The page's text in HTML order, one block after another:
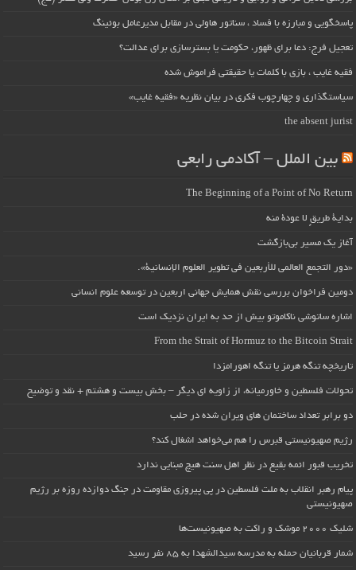
پاسخگویی و مبارزه با فساد ، سناتور هاولی در مقابل مدیرعامل بوئینگ
تعجیل فرج: دعا برای ظهور، حکومت یا بسترسازی برای عدالت؟
فقیه غایب ، بازی با کلمات یا حقیقتی فراموش شده
سیاستگذاری و چهارچوب فکری در بیان نظریه «فقیه غایب»
the absent jurist
بین الملل – آکادمی رابعی
The Beginning of a Point of No Return
بداية طريقٍ لا عودة منه
آغاز یک مسیر بی‌بازگشت
«دور التجمع العالمي للأربعين في تطوير العلوم الإنسانية».
دومین فراخوان بررسی نقش همایش جهانی اربعین در توسعه علوم انسانی
اشاره ساتوشی ناکاموتو بیش از حد به ایران نزدیک است
From the Strait of Hormuz to the Bitcoin Strait
تاریخچه تنگه هرمز یا تنگه اهورامزدا
تحولات فلسطین و خاورمیانه، از زاویه ای دیگر – بخش بیست و هشتم + نقد و توضیح
دو برابر تعداد ساختمان های ویران شده در حلب
رژیم صهیونیستی قبرس را هم می‌خواهد اشغال کند؟
تخریب قبور ائمه بقیع در نظر اهل سنت هیچ مبنایی ندارد
پیام رهبر انقلاب به ملت فلسطین در پی پیروزی مقاومت در جنگ دوازده روزه بر رژیم
صهیونیستی
شلیک ۲۰۰۰ موشک و راکت به صهیونیست‌ها
شمار قربانیان حمله به مدرسه سیدالشهدا به ۸۵ نفر رسید